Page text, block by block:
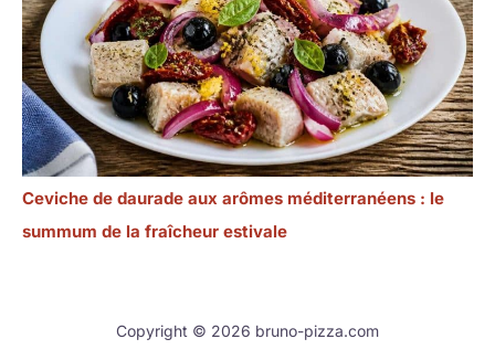
Ceviche de daurade aux arômes méditerranéens : le
summum de la fraîcheur estivale
Copyright © 2026 bruno-pizza.com